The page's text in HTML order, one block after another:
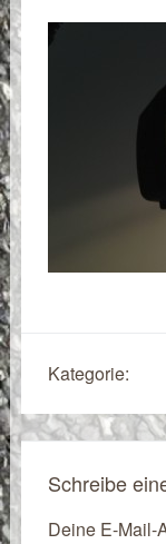
Kategorie:
Schreibe
Deine E-Mail-